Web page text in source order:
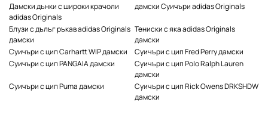
Дамски дънки с широки крачоли
adidas Originals
дамски Суичъри adidas Originals
Блузи с дълъг ръкав adidas Originals
дамски
Тениски с яка adidas Originals
дамски
Суичъри с цип Carhartt WIP дамски
Суичъри с цип Fred Perry дамски
Суичъри с цип PANGAIA дамски
Суичъри с цип Polo Ralph Lauren
дамски
Суичъри с цип Puma дамски
Суичъри с цип Rick Owens DRKSHDW
дамски